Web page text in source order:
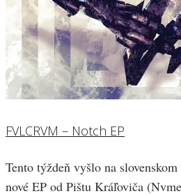
FVLCRVM – Notch EP
Tento týždeň vyšlo na
nové EP od Pištu Kráľoviča